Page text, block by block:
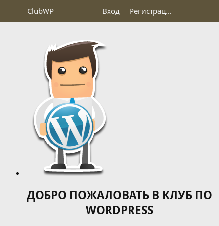
ClubWP Вход Регистрация
ДОБРО ПОЖАЛОВАТЬ В КЛУБ ПО
WORDPRESS